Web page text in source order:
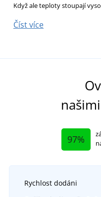
Když ale teploty stoupají
Číst více
97%
Rychlost dodáni